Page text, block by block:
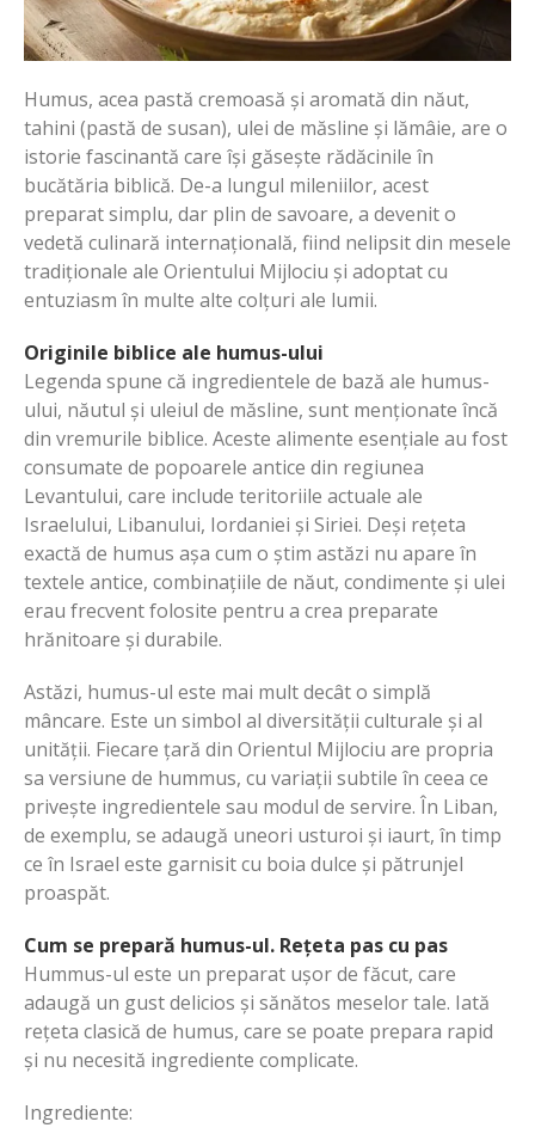
Humus, acea pastă cremoasă și aromată din năut,
tahini (pastă de susan), ulei de măsline și lămâie, are o
istorie fascinantă care își găsește rădăcinile în
bucătăria biblică. De-a lungul mileniilor, acest
preparat simplu, dar plin de savoare, a devenit o
vedetă culinară internațională, fiind nelipsit din mesele
tradiționale ale Orientului Mijlociu și adoptat cu
entuziasm în multe alte colțuri ale lumii.
Originile biblice ale humus-ului
Legenda spune că ingredientele de bază ale humus-
ului, năutul și uleiul de măsline, sunt menționate încă
din vremurile biblice. Aceste alimente esențiale au fost
consumate de popoarele antice din regiunea
Levantului, care include teritoriile actuale ale
Israelului, Libanului, Iordaniei și Siriei. Deși rețeta
exactă de humus așa cum o știm astăzi nu apare în
textele antice, combinațiile de năut, condimente și ulei
erau frecvent folosite pentru a crea preparate
hrănitoare și durabile.
Astăzi, humus-ul este mai mult decât o simplă
mâncare. Este un simbol al diversității culturale și al
unității. Fiecare țară din Orientul Mijlociu are propria
sa versiune de hummus, cu variații subtile în ceea ce
privește ingredientele sau modul de servire. În Liban,
de exemplu, se adaugă uneori usturoi și iaurt, în timp
ce în Israel este garnisit cu boia dulce și pătrunjel
proaspăt.
Cum se prepară humus-ul. Rețeta pas cu pas
Hummus-ul este un preparat ușor de făcut, care
adaugă un gust delicios și sănătos meselor tale. Iată
rețeta clasică de humus, care se poate prepara rapid
și nu necesită ingrediente complicate.
Ingrediente: